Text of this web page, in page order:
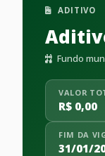
ADITIVO
Fundo
VALOR
R$ 0,00
FIM DA
31/01/